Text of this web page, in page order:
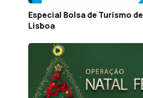
Especial Bolsa de Turismo de
Lisboa